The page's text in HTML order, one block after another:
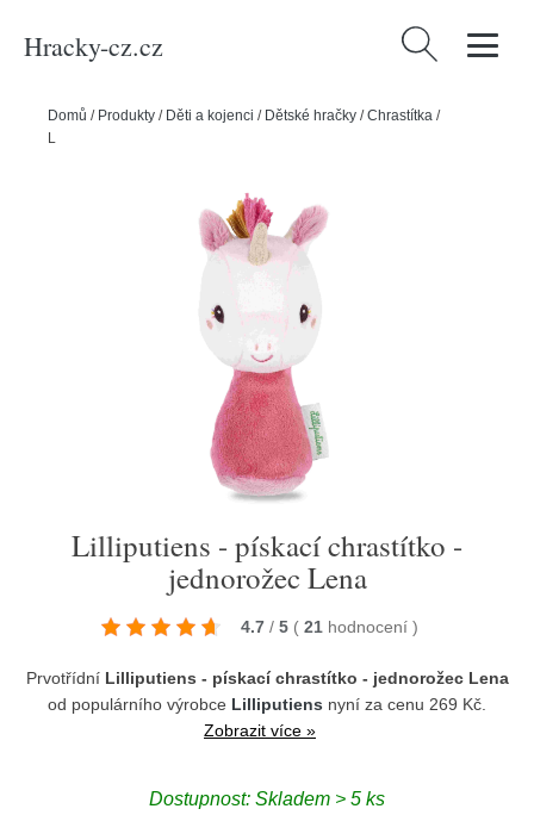
Hracky-cz.cz Vyhledávání
Domů / Produkty / Děti a kojenci / Dětské hračky /Chrastítka /
Lilliputiens - pískací chrastítko - jednorožec Lena
Lilliputiens - pískací chrastítko -
jednorožec Lena
4.7 / 5 ( 21 hodnocení )
Prvotřídní Lilliputiens - pískací chrastítko - jednorožec Lena
od populárního výrobce Lilliputiens nyní za cenu 269 Kč.
Zobrazit více »
Dostupnost: Skladem > 5 ks